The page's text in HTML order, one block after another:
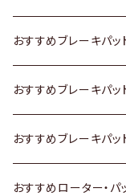
スズキ
日産
いすゞ
ダイハツ
ホンダ
スズキ
日産
いすゞ
トヨタ
スズキ
日産
いすゞ
おすすめブレーキパ
トヨタ
ホンダ
スズキ
おすすめブレーキパッ
トヨタ
ホンダ
おすすめブレーキパッ
トヨタ
おすすめローター・パ